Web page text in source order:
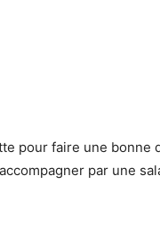
pour faire une bonne
par une